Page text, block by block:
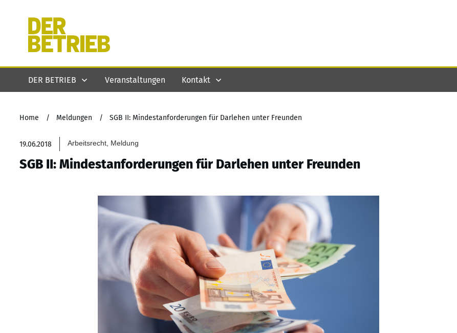
DER BETRIEB Veranstaltungen Kontakt
Home / Meldungen / SGB II: Mindestanforderungen für Darlehen unter Freunden
19.06.2018 Arbeitsrecht, Meldung
SGB II: Mindestanforderungen für Darlehen unter Freunden